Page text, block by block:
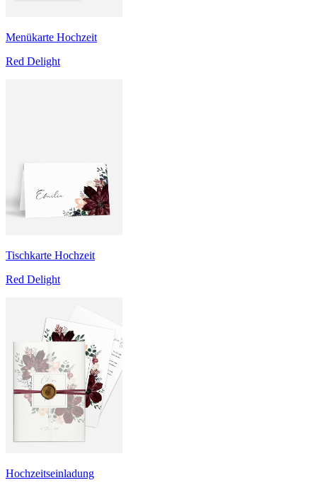
Menükarte Hochzeit
Red Delight
Tischkarte Hochzeit
Red Delight
Hochzeitseinladung